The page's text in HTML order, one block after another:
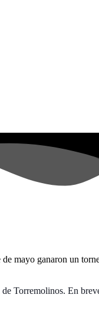
mayo ganaron un
Torremolinos. En